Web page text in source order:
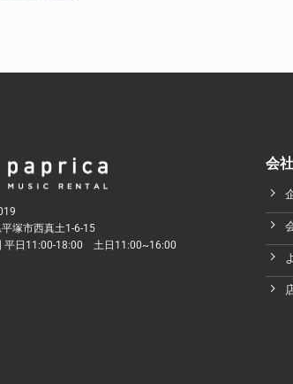
塚市西真土1-6-15
平日11:00-18:00 土日11:00~16:00
会